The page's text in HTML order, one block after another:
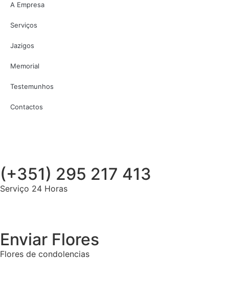
A Empresa
Serviços
Jazigos
Memorial
Testemunhos
Contactos
(+351) 295 217 413
Serviço 24 Horas
Enviar Flores
Flores de condolencias